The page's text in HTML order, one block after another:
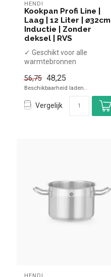
HENDI
Kookpan Profi Line |
Laag | 12 Liter | ⌀32cm |
Inductie | Zonder
deksel | RVS
✓ Geschikt voor alle
warmtebronnen
handgrepen
x Zonder dekse...
56,75 48,25
Beschikbaarheid laden..
Vergelijk
HENDI